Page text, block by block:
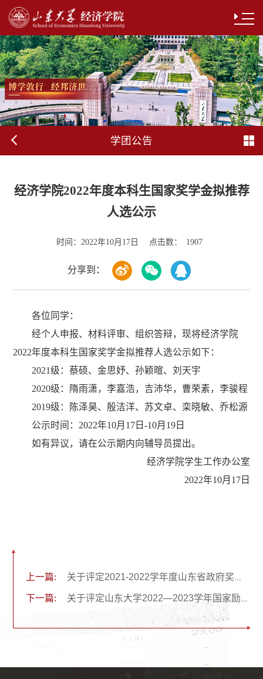
学团公告
经济学院2022年度本科生国家奖学金拟推荐
人选公示
时间： 2022年10月17日 点击数： 1907
分享到：
各位同学：
经个人申报、材料评审、组织答辩，现将经济学院
2022年度本科生国家奖学金拟推荐人选公示如下：
2021级：蔡硕、金思妤、孙颖暄、刘天宇
2020级：隋雨潇，李嘉浩，吉沛华，曹荣素，李骏程
2019级：陈泽昊、殷洁洋、苏文卓、栾晓敏、乔松源
公示时间：2022年10月17日-10月19日
如有异议，请在公示期内向辅导员提出。
经济学院学生工作办公室
2022年10月17日
上一篇: 关于评定2021-2022学年度山东省政府奖学金的通知
下一篇: 关于评定山东大学2022—2023学年国家励志奖学金、山东省政府励志奖学金、国家助学金、山大助学金的通知